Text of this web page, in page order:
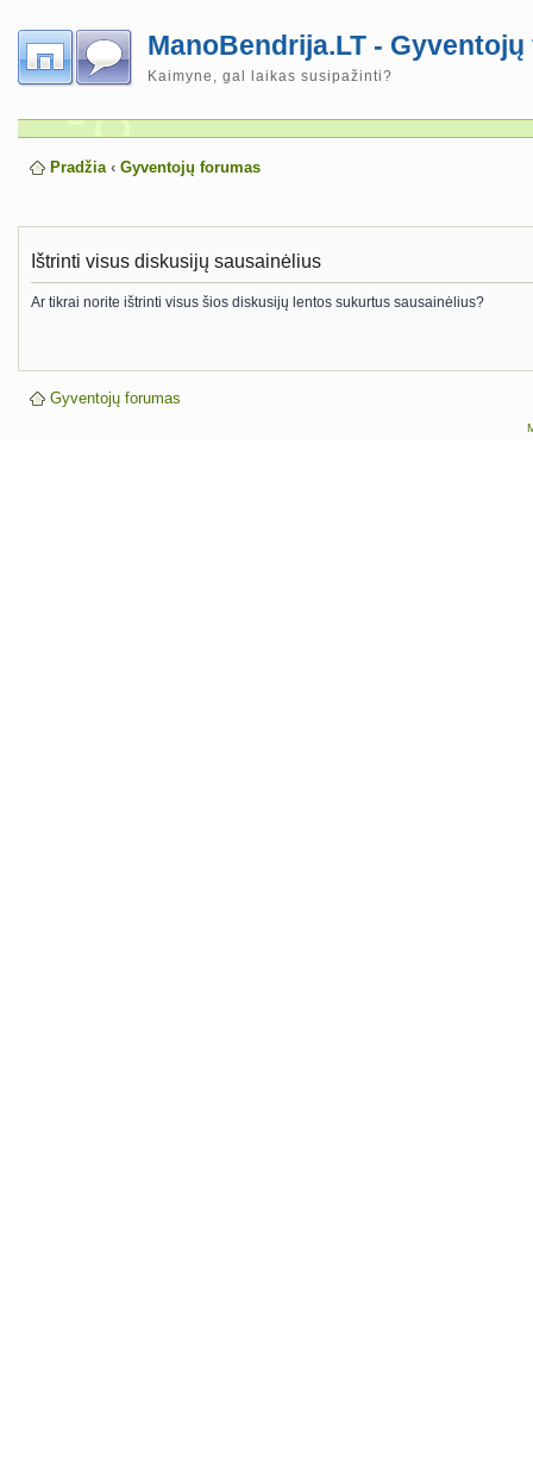
ManoBendrija.LT -
Kaimyne, gal laikas susipažinti?
Pradžia ‹ Gyventojų forumas
Ištrinti visus diskusijų sausainėlius
Ar tikrai norite ištrinti visus šios diskusijų lentos sukurtus sausainėlius?
Gyventojų forumas